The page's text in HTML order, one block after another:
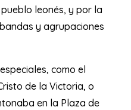
leonés, y por la
y agrupaciones
como el
de la Victoria, o
en la Plaza de